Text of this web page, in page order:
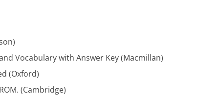
Vocabulary with Answer Key (Macmillan)
(Oxford)
(Cambridge)